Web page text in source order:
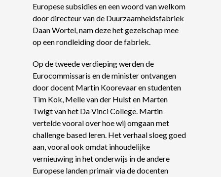
Europese subsidies en een woord van welkom
door directeur van de Duurzaamheidsfabriek
Daan Wortel, nam deze het gezelschap mee
op een rondleiding door de fabriek.
Op de tweede verdieping werden de
Eurocommissaris en de minister ontvangen
door docent Martin Koorevaar en studenten
Tim Kok, Melle van der Hulst en Marten
Twigt van het Da Vinci College. Martin
vertelde vooral over hoe wij omgaan met
challenge based leren. Het verhaal sloeg goed
aan, vooral ook omdat inhoudelijke
vernieuwing in het onderwijs in de andere
Europese landen primair via de docenten